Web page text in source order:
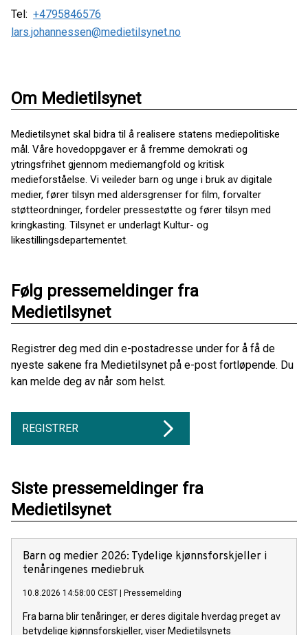
Tel: +4795846576
lars.johannessen@medietilsynet.no
Om Medietilsynet
Medietilsynet skal bidra til å realisere statens mediepolitiske
mål. Våre hovedoppgaver er å fremme demokrati og
ytringsfrihet gjennom mediemangfold og kritisk
medieforståelse. Vi veileder barn og unge i bruk av digitale
medier, fører tilsyn med aldersgrenser for film, forvalter
støtteordninger, fordeler pressestøtte og fører tilsyn med
kringkasting. Tilsynet er underlagt Kultur- og
likestillingsdepartementet.
Følg pressemeldinger fra
Medietilsynet
Registrer deg med din e-postadresse under for å få de
nyeste sakene fra Medietilsynet på e-post fortløpende. Du
kan melde deg av når som helst.
REGISTRER
Siste pressemeldinger fra
Medietilsynet
Barn og medier 2026: Tydelige kjønnsforskjeller i
tenåringenes mediebruk
10.8.2026 14:58:00 CEST | Pressemelding
Fra barna blir tenåringer, er deres digitale hverdag preget av
betydelige kjønnsforskjeller, viser Medietilsynets